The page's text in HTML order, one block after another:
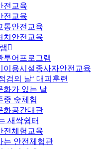
전교육
전교육
통안전교육
치안전교육
투어프로그램
이용시설종사자안전교육
검의 날‘ 대피훈련
화가 있는 날
중 숲체험
화공간대관
새싹쉼터
전체험교육
는 안전체험관